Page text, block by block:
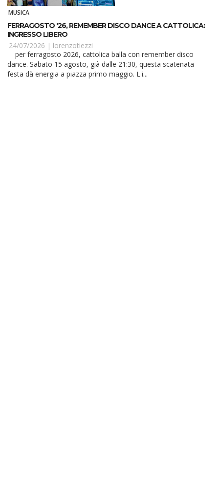
MUSICA
FERRAGOSTO '26, REMEMBER DISCO DANCE A CATTOLICA:
INGRESSO LIBERO
24/07/2026 | lorenzotiezzi
dance. Sabato 15 agosto, già dalle 21:30, questa scatenata
festa dà energia a piazza primo maggio. L'i...